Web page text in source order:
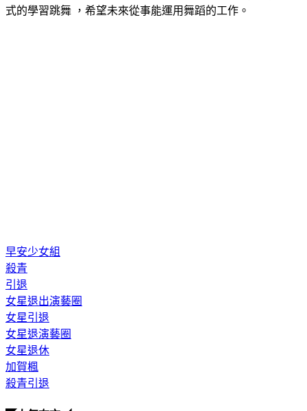
式的學習跳舞 ，希望未來從事能運用舞蹈的工作。
早安少女組
殺青
引退
女星退出演藝圈
女星引退
女星退演藝圈
女星退休
加賀楓
殺青引退